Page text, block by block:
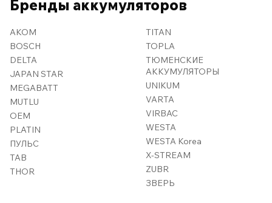
Бренды аккумуляторов
AKOM
BOSCH
DELTA
JAPAN STAR
MEGABATT
MUTLU
OEM
PLATIN
ПУЛЬС
TAB
THOR
TITAN
TOPLA
ТЮМЕНСКИЕ
АККУМУЛЯТОРЫ
UNIKUM
VARTA
VIRBAC
WESTA
WESTA Korea
X-STREAM
ZUBR
ЗВЕРЬ